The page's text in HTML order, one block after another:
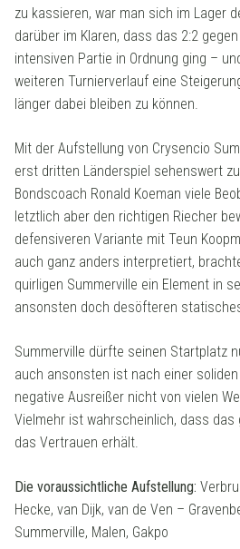
zu kassieren, war man sich im Lager
darüber im Klaren, dass das 2:2
intensiven Partie in Ordnung ging –
weiteren Turnierverlauf eine
länger dabei bleiben zu können.
Mit der Aufstellung von Crysencio
erst dritten Länderspiel sehenswert
Bondscoach Ronald Koeman viele
letztlich aber den richtigen Riecher
defensiveren Variante mit Teun
auch ganz anders interpretiert,
quirligen Summerville ein Element in
ansonsten doch desöfteren
Summerville dürfte seinen Startplatz
auch ansonsten ist nach einer
negative Ausreißer nicht von vielen
Vielmehr ist wahrscheinlich, dass
das Vertrauen erhält.
Die voraussichtliche Aufstellung:
Hecke, van Dijk, van de Ven –
Summerville, Malen, Gakpo